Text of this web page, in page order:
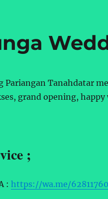
Pariangan Tanahdatar
grand opening,
;
:https://wa.me/